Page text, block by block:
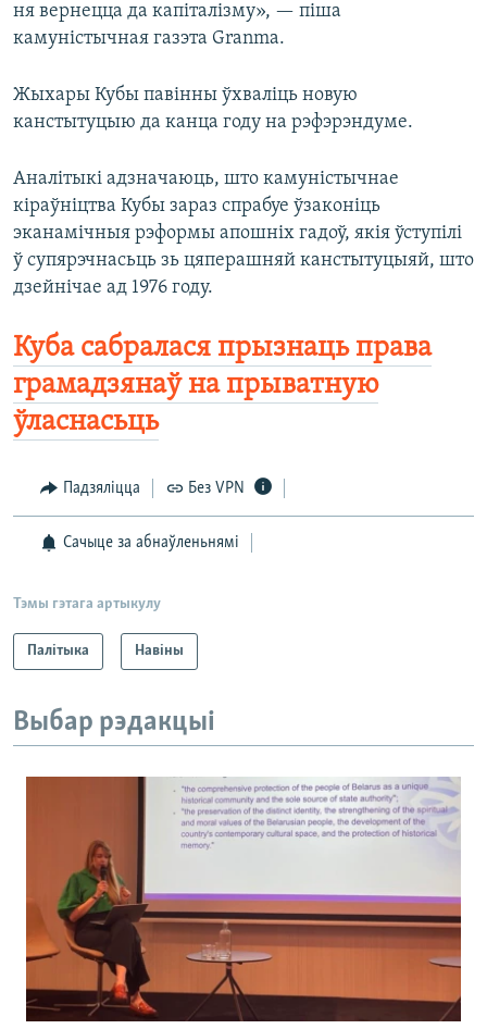
ня вернецца да капіталізму», — піша
камуністычная газэта Granma.
Жыхары Кубы павінны ўхваліць новую
канстытуцыю да канца году на рэфэрэндуме.
Аналітыкі адзначаюць, што камуністычнае
кіраўніцтва Кубы зараз спрабуе ўзаконіць
эканамічныя рэформы апошніх гадоў, якія ўступілі
ў супярэчнасьць зь цяперашняй канстытуцыяй, што
дзейнічае ад 1976 году.
Куба сабралася прызнаць права
грамадзянаў на прыватную
ўласнасьць
Падзяліцца Без VPN
Сачыце за абнаўленьнямі
Тэмы гэтага артыкулу
Палітыка Навіны
Выбар рэдакцыі